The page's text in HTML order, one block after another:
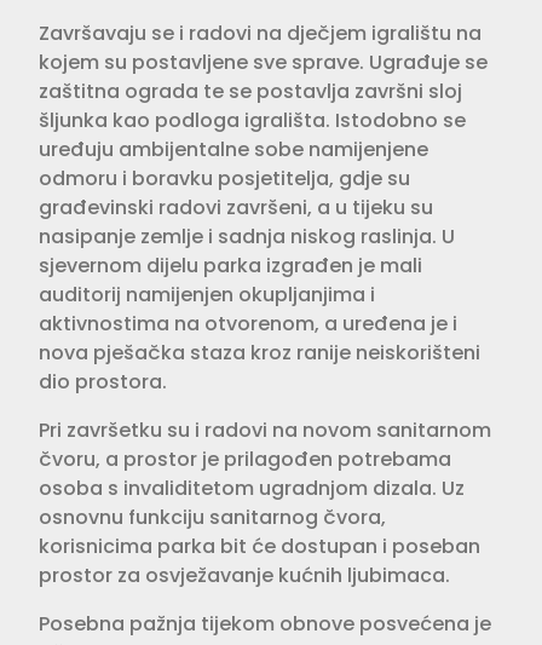
Završavaju se i radovi na dječjem igralištu na
kojem su postavljene sve sprave. Ugrađuje se
zaštitna ograda te se postavlja završni sloj
šljunka kao podloga igrališta. Istodobno se
uređuju ambijentalne sobe namijenjene
odmoru i boravku posjetitelja, gdje su
građevinski radovi završeni, a u tijeku su
nasipanje zemlje i sadnja niskog raslinja. U
sjevernom dijelu parka izgrađen je mali
auditorij namijenjen okupljanjima i
aktivnostima na otvorenom, a uređena je i
nova pješačka staza kroz ranije neiskorišteni
dio prostora.
Pri završetku su i radovi na novom sanitarnom
čvoru, a prostor je prilagođen potrebama
osoba s invaliditetom ugradnjom dizala. Uz
osnovnu funkciju sanitarnog čvora,
korisnicima parka bit će dostupan i poseban
prostor za osvježavanje kućnih ljubimaca.
Posebna pažnja tijekom obnove posvećena je